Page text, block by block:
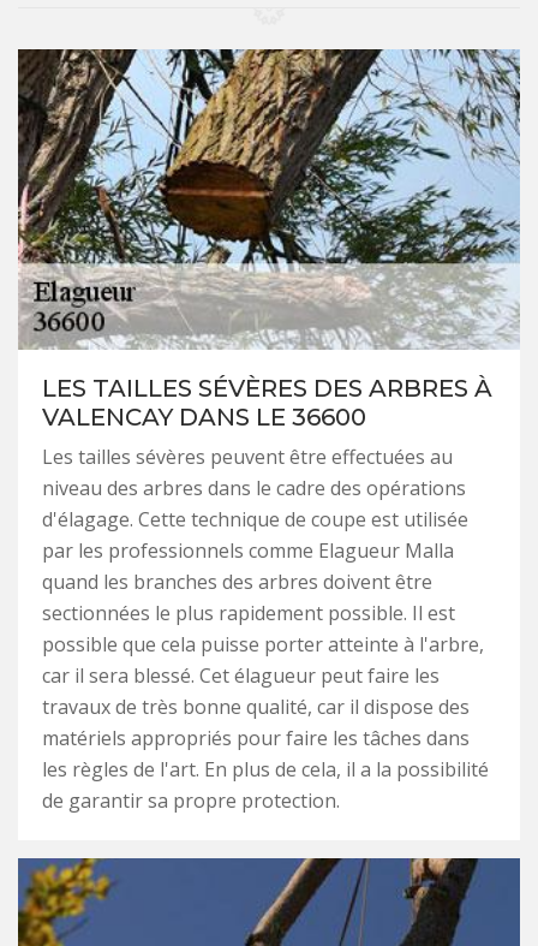
LES TAILLES SÉVÈRES DES ARBRES À
VALENCAY DANS LE 36600
Les tailles sévères peuvent être effectuées au
niveau des arbres dans le cadre des opérations
d'élagage. Cette technique de coupe est utilisée
par les professionnels comme Elagueur Malla
quand les branches des arbres doivent être
sectionnées le plus rapidement possible. Il est
possible que cela puisse porter atteinte à l'arbre,
car il sera blessé. Cet élagueur peut faire les
travaux de très bonne qualité, car il dispose des
matériels appropriés pour faire les tâches dans
les règles de l'art. En plus de cela, il a la possibilité
de garantir sa propre protection.